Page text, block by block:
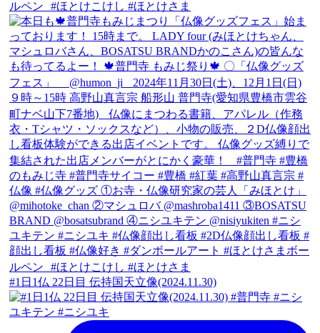
#1日1仏 22日目 伝持国天立像(2024.11.30)